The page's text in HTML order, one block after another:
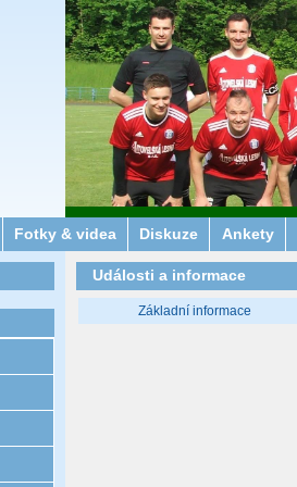
Fotky & videa Diskuze Ankety
Události a informace
Základní informace